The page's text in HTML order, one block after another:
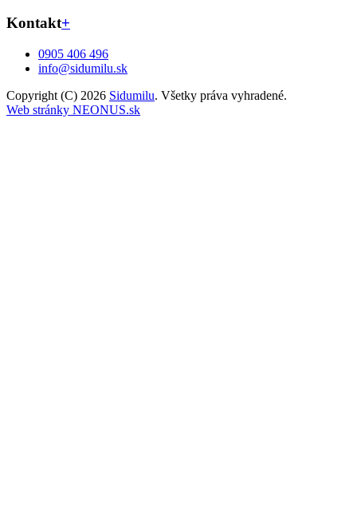
Kontakt+
0905 406 496
info@sidumilu.sk
Copyright (C) 2026 Sidumilu. Všetky práva vyhradené.
Web stránky NEONUS.sk